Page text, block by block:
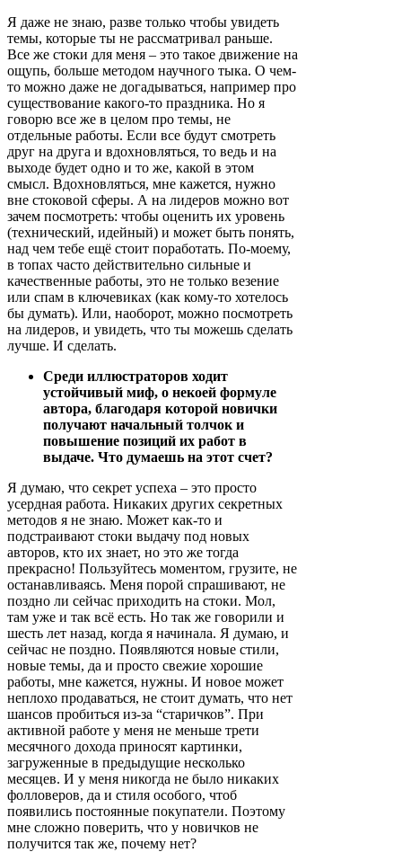
Я даже не знаю, разве только чтобы увидеть
темы, которые ты не рассматривал раньше.
Все же стоки для меня – это такое движение на
ощупь, больше методом научного тыка. О чем-
то можно даже не догадываться, например про
существование какого-то праздника. Но я
говорю все же в целом про темы, не
отдельные работы. Если все будут смотреть
друг на друга и вдохновляться, то ведь и на
выходе будет одно и то же, какой в этом
смысл. Вдохновляться, мне кажется, нужно
вне стоковой сферы. А на лидеров можно вот
зачем посмотреть: чтобы оценить их уровень
(технический, идейный) и может быть понять,
над чем тебе ещё стоит поработать. По-моему,
в топах часто действительно сильные и
качественные работы, это не только везение
или спам в ключевиках (как кому-то хотелось
бы думать). Или, наоборот, можно посмотреть
на лидеров, и увидеть, что ты можешь сделать
лучше. И сделать.
Среди иллюстраторов ходит
устойчивый миф, о некоей формуле
автора, благодаря которой новички
получают начальный толчок и
повышение позиций их работ в
выдаче. Что думаешь на этот счет?
Я думаю, что секрет успеха – это просто
усердная работа. Никаких других секретных
методов я не знаю. Может как-то и
подстраивают стоки выдачу под новых
авторов, кто их знает, но это же тогда
прекрасно! Пользуйтесь моментом, грузите, не
останавливаясь. Меня порой спрашивают, не
поздно ли сейчас приходить на стоки. Мол,
там уже и так всё есть. Но так же говорили и
шесть лет назад, когда я начинала. Я думаю, и
сейчас не поздно. Появляются новые стили,
новые темы, да и просто свежие хорошие
работы, мне кажется, нужны. И новое может
неплохо продаваться, не стоит думать, что нет
шансов пробиться из-за “старичков”. При
активной работе у меня не меньше трети
месячного дохода приносят картинки,
загруженные в предыдущие несколько
месяцев. И у меня никогда не было никаких
фолловеров, да и стиля особого, чтоб
появились постоянные покупатели. Поэтому
мне сложно поверить, что у новичков не
получится так же, почему нет?